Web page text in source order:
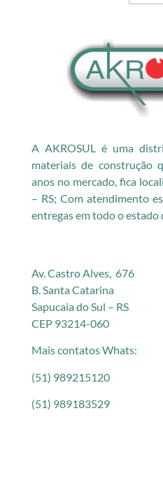
A AKROSUL é uma
materiais de construção
anos no mercado, fica
– RS; Com atendimento
entregas em todo o estado
Av. Castro Alves, 676
B. Santa Catarina
Sapucaia do Sul – RS
CEP 93214-060
Mais contatos Whats:
(51) 989215120
(51) 989183529